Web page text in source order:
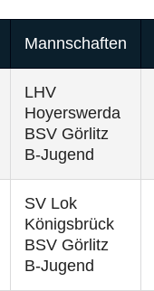
Mannschaften
LHV
Hoyerswerda
BSV Görlitz
B-Jugend
SV Lok
Königsbrück
BSV Görlitz
B-Jugend